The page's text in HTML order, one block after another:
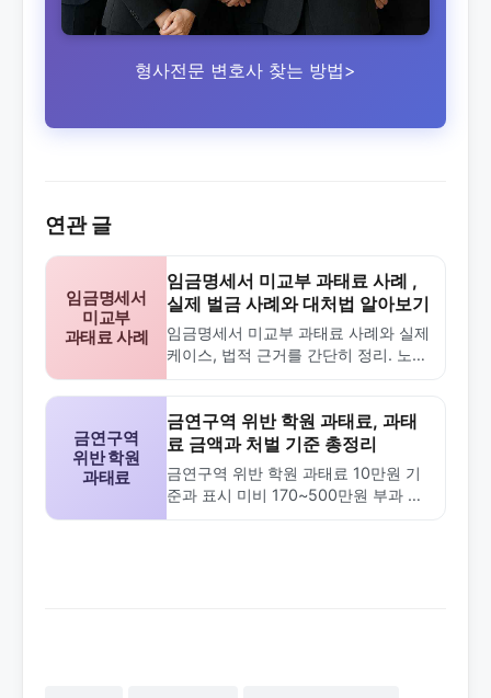
형사전문 변호사 찾는 방법>
연관 글
임금명세서
미교부
과태료 사례
임금명세서 미교부 과태료 사례 ,
실제 벌금 사례와 대처법 알아보기
임금명세서 미교부 과태료 사례와 실제
케이스, 법적 근거를 간단히 정리. 노동
금연구역
위반 학원
과태료
금연구역 위반 학원 과태료, 과태
료 금액과 처벌 기준 총정리
금연구역 위반 학원 과태료 10만원 기
준과 표시 미비 170~500만원 부과 상